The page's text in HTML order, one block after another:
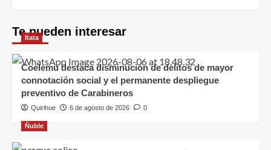
Te pueden interesar
Itata
Coelemu destaca disminución de delitos de mayor
connotación social y el permanente despliegue
preventivo de Carabineros
Quirihue 6 de agosto de 2026 0
Ñuble